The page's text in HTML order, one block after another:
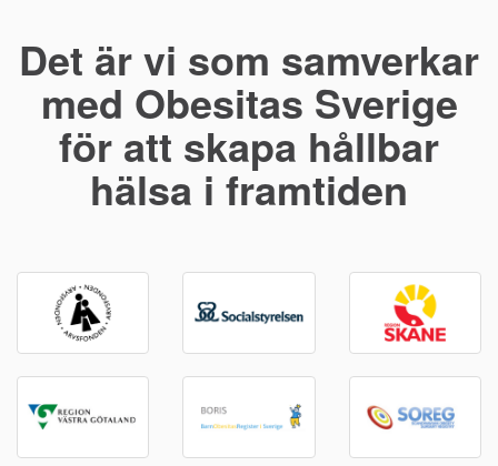
Det är vi som samverkar
med Obesitas Sverige
för att skapa hållbar
hälsa i framtiden